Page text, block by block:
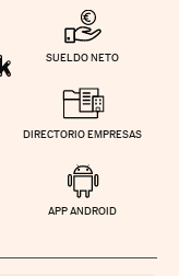
SUELDO NETO
DIRECTORIO EMPRESAS
APP ANDROID